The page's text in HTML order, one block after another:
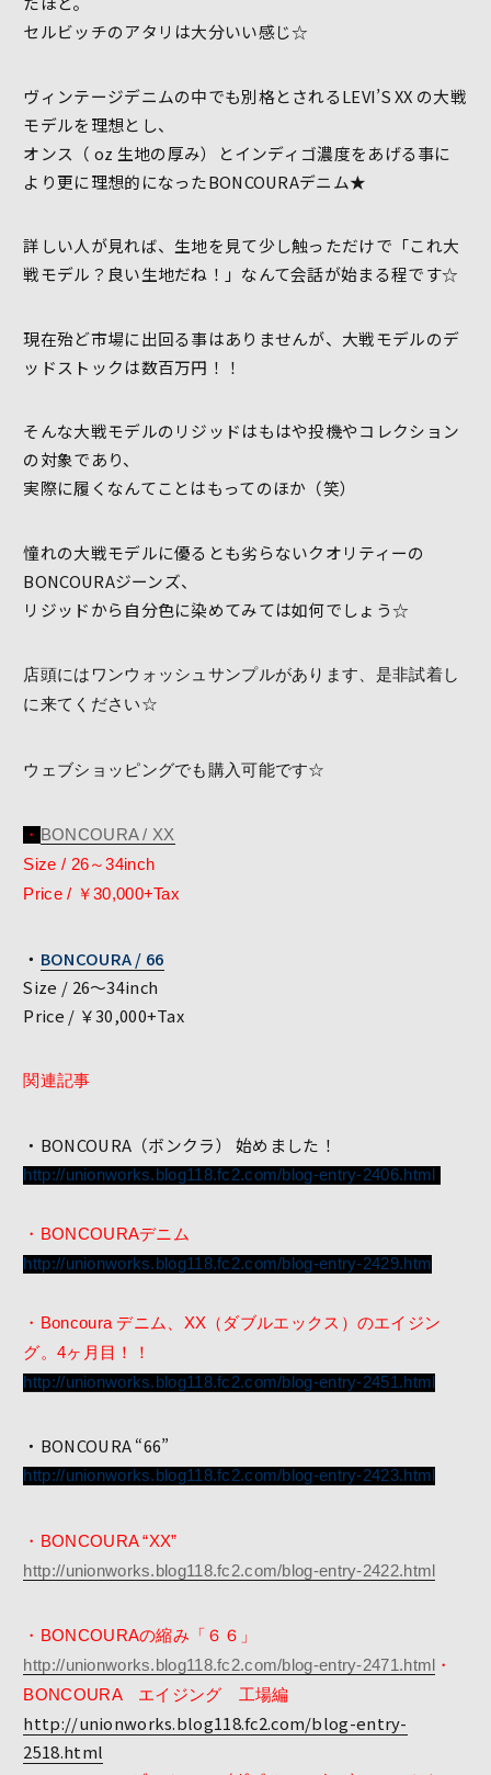
セルビッチのアタリは大分いい感じ☆
ヴィンテージデニムの中でも別格とされるLEVI’S XX の大戦
モデルを理想とし、
オンス（ oz 生地の厚み）とインディゴ濃度をあげる事に
より更に理想的になったBONCOURAデニム★
詳しい人が見れば、生地を見て少し触っただけで「これ大
戦モデル？良い生地だね！」なんて会話が始まる程です☆
現在殆ど市場に出回る事はありませんが、大戦モデルのデ
ッドストックは数百万円！！
そんな大戦モデルのリジッドはもはや投機やコレクション
の対象であり、
実際に履くなんてことはもってのほか（笑）
憧れの大戦モデルに優るとも劣らないクオリティーの
BONCOURAジーンズ、
リジッドから自分色に染めてみては如何でしょう☆
店頭にはワンウォッシュサンプルがあります、是非試着し
に来てください☆
ウェブショッピングでも購入可能です☆
・ BONCOURA / XX
Size / 26～34inch
Price / ￥30,000+Tax
・ BONCOURA / 66
Size / 26～34inch
Price / ￥30,000+Tax
関連記事
・BONCOURA（ボンクラ） 始めました！
http://unionworks.blog118.fc2.com/blog-entry-2406.html
・BONCOURAデニム
http://unionworks.blog118.fc2.com/blog-entry-2429.htm
・Boncoura デニム、XX（ダブルエックス）のエイジン
グ。4ヶ月目！！
http://unionworks.blog118.fc2.com/blog-entry-2451.html
・BONCOURA “66”
http://unionworks.blog118.fc2.com/blog-entry-2423.html
・BONCOURA “XX”
http://unionworks.blog118.fc2.com/blog-entry-2422.html
・BONCOURAの縮み「６６」
http://unionworks.blog118.fc2.com/blog-entry-2471.html
・
BONCOURA エイジング 工場編
http://unionworks.blog118.fc2.com/blog-entry-
2518.html